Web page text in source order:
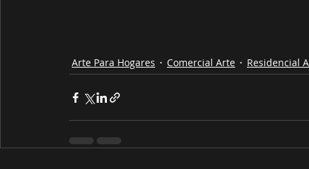
Arte Para Hogares Comercial Arte Residencial